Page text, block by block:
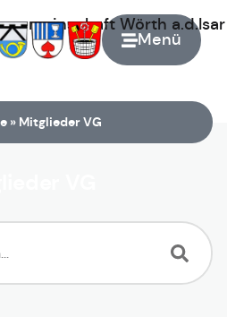
Menü
Wörth
» Mitglieder VG